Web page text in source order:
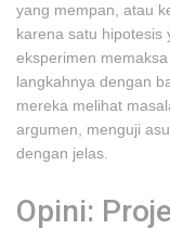
yang mempan, atau
karena satu hipotesis
eksperimen
langkahnya dengan
mereka melihat
argumen, menguji
dengan jelas.
Opini: